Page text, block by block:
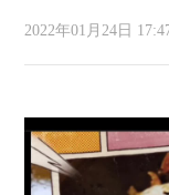
2022年01月24日